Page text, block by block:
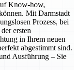
Know-how,
Mit Darmstadt
Prozess, bei
ersten
in Ihrem neuen
abgestimmt sind.
Ausführung – Sie